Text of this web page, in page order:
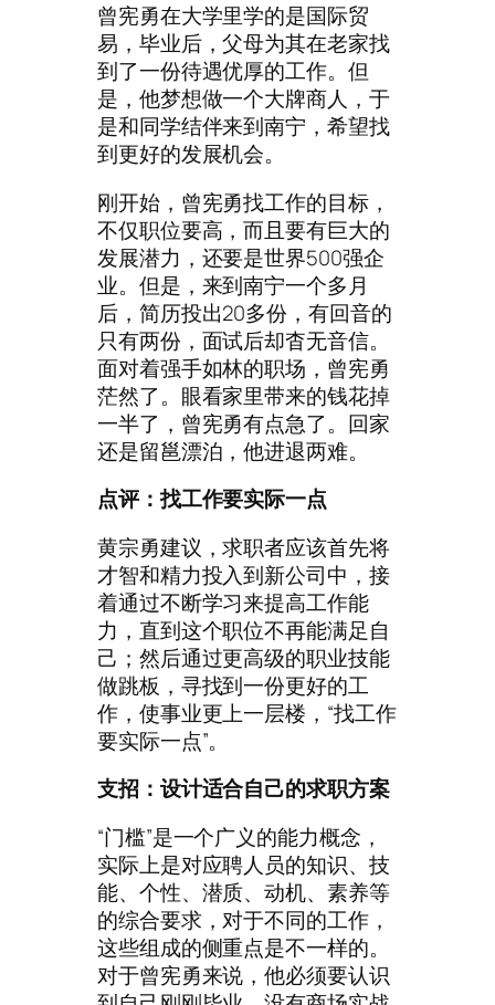
曾宪勇在大学里学的是国际贸
易，毕业后，父母为其在老家找
到了一份待遇优厚的工作。但
是，他梦想做一个大牌商人，于
是和同学结伴来到南宁，希望找
到更好的发展机会。
刚开始，曾宪勇找工作的目标，
不仅职位要高，而且要有巨大的
发展潜力，还要是世界500强企
业。但是，来到南宁一个多月
后，简历投出20多份，有回音的
只有两份，面试后却杳无音信。
面对着强手如林的职场，曾宪勇
茫然了。眼看家里带来的钱花掉
一半了，曾宪勇有点急了。回家
还是留邕漂泊，他进退两难。
点评：找工作要实际一点
黄宗勇建议，求职者应该首先将
才智和精力投入到新公司中，接
着通过不断学习来提高工作能
力，直到这个职位不再能满足自
己；然后通过更高级的职业技能
做跳板，寻找到一份更好的工
作，使事业更上一层楼，“找工作
要实际一点”。
支招：设计适合自己的求职方案
“门槛”是一个广义的能力概念，
实际上是对应聘人员的知识、技
能、个性、潜质、动机、素养等
的综合要求，对于不同的工作，
这些组成的侧重点是不一样的。
对于曾宪勇来说，他必须要认识